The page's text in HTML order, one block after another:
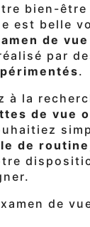
bien-
est belle
de
par
.
à la
de vue
de routine
de